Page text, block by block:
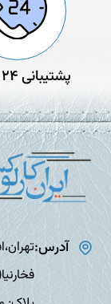
پشتیبانی 24 ساعته
آدرس: